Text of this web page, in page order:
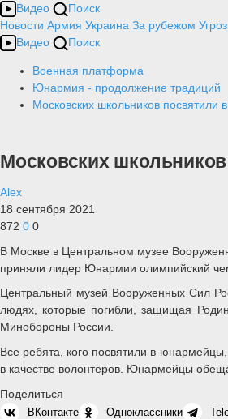
Видео
Поиск
Новости Армия Украина За рубежом
Видео
Поиск
Военная платформа
Юнармия - продолжение традиций
Московских школьников посвятили
Московских
Alex
18 сентября 2021
872 0 0
В Москве в Центральном музее
приняли лидер Юнармии олимпийский
Центральный музей Вооруженных Сил
людях, которые погибли, защищая
Минобороны России.
Все ребята, кого посвятили в
в качестве волонтеров. Юнармейцы
Поделиться
ВКонтакте Одноклассники